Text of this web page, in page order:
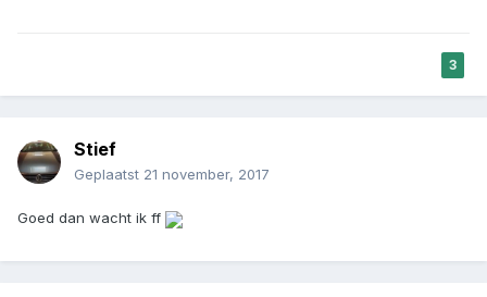
3
Stief
Geplaatst 21 november, 2017
Goed dan wacht ik ff